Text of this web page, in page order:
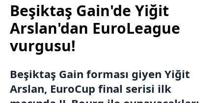
Beşiktaş Gain'de Yiğit
Arslan'dan EuroLeague
vurgusu!
Beşiktaş Gain forması giyen Yiğit
Arslan, EuroCup final serisi ilk